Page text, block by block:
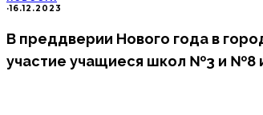
·16.12.2023
В преддверии Нового года в
участие учащиеся школ №3 и №8